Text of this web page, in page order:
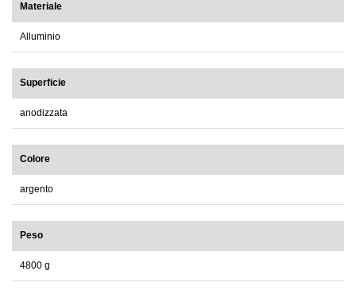
Materiale
Alluminio
Superficie
anodizzata
Colore
argento
Peso
4800 g